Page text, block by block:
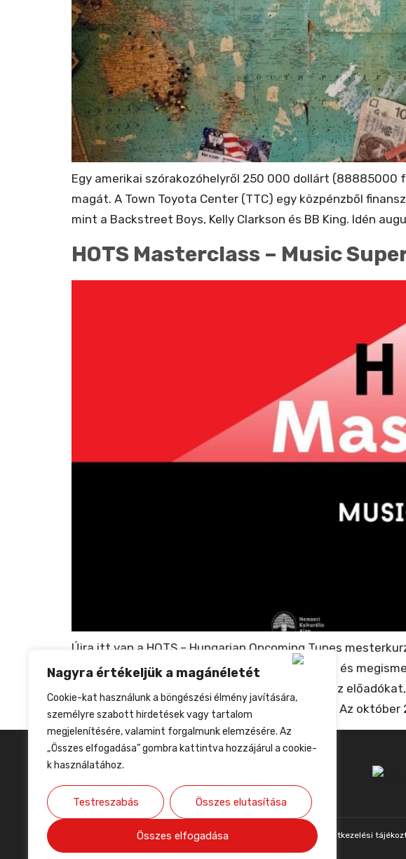
Nagyra értékeljük a magánéletét
Cookie-kat használunk a böngészési élmény javítására,
személyre szabott hirdetések vagy tartalom
megjelenítésére, valamint forgalmunk elemzésére. Az
„Összes elfogadása” gombra kattintva hozzájárul a cookie-
k használatához.
Testreszabás Összes elutasítása
Összes elfogadása
Egy amerikai szórakozóhelyről 250 000 dollárt
magát. A Town Toyota Center (TTC) egy közpénzből
mint a Backstreet Boys, Kelly Clarkson és BB King. Idén
HOTS Masterclass – Music
Újra itt van a HOTS – Hungarian Oncoming Tunes
foglalkozó programiroda célja, hogy bemutassa és
kiépítését és gyakorlati tréningekkel edukálja az
kötött:https://forms.gle/L5ofYpbMEeHEY6727 Az október
Rólunk Adatkezelési